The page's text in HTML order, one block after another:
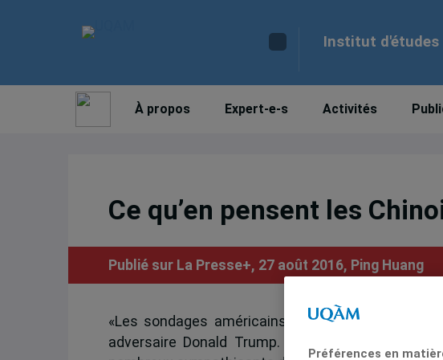
Institut d'études
À propos Expert-e-s Activités
Ce qu’en pensent les
Publié sur La Presse+, 27 août 2016, Ping Huang
«Les sondages américains montrent que la
adversaire Donald Trump. Les experts
Préférences en